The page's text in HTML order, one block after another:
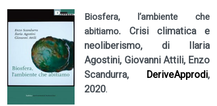
Biosfera, l’ambiente che
abitiamo. Crisi climatica e
neoliberismo, di Ilaria
Agostini, Giovanni Attili, Enzo
Scandurra, DeriveApprodi,
2020.